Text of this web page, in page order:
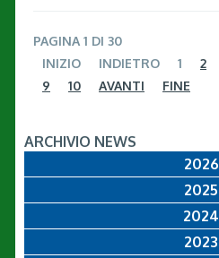
PAGINA 1 DI 30
INIZIO
INDIETRO 1 2
9
10 AVANTI FINE
ARCHIVIO NEWS
2026
2025
2024
2023